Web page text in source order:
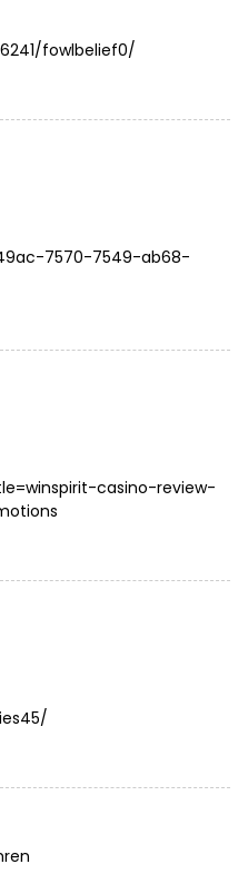
fowlbelief0/
7570-7549-ab68-
casino-review-